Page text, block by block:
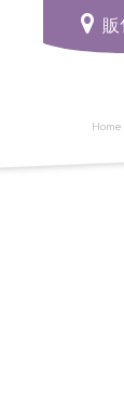
Home